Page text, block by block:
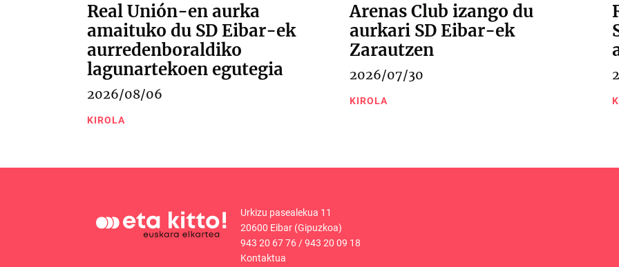
Real Unión-en aurka
amaituko du SD Eibar-ek
aurredenboraldiko
lagunartekoen egutegia
2026/08/06
KIROLA
Arenas Club izango du
aurkari SD Eibar-ek
Zarautzen
2026/07/30
KIROLA
Urkizu pasealekua 11
20600 Eibar (Gipuzkoa)
943 20 67 76/943 20 09 18
Kontaktua